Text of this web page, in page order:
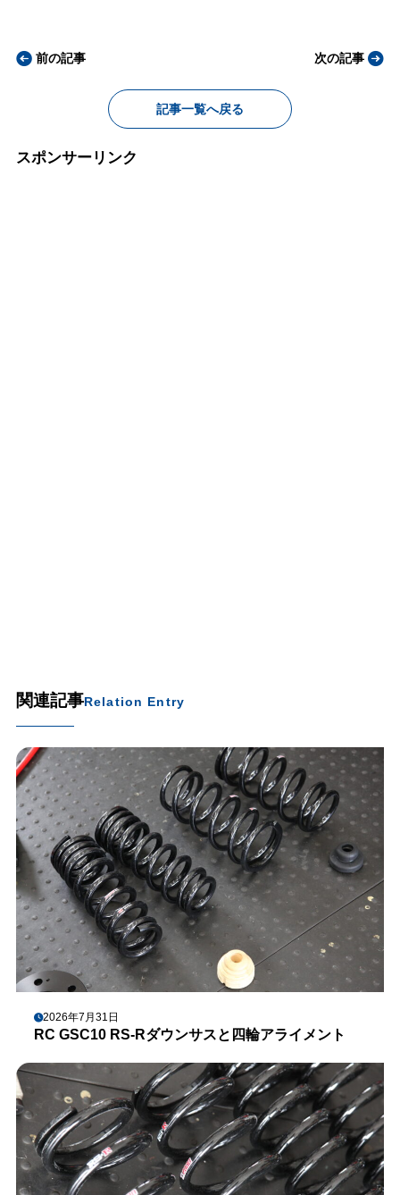
前の記事
記事一覧へ戻る
次の記事
スポンサーリンク
関連記事Relation Entry
2026年7月31日
RC GSC10 RS-Rダウンサスと四輪アライメント